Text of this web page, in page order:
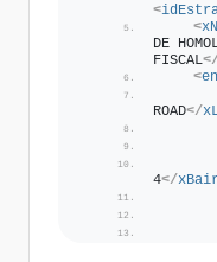
<
<
DE
FISCAL
<
ROAD</
4</